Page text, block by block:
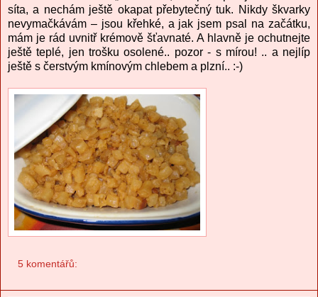
síta, a nechám ještě okapat přebytečný tuk. Nikdy škvarky
nevymačkávám – jsou křehké, a jak jsem psal na začátku,
mám je rád uvnitř krémově šťavnaté. A hlavně je ochutnejte
ještě teplé, jen trošku osolené.. pozor - s mírou! .. a nejlíp
ještě s čerstvým kmínovým chlebem a plzní.. :-)
5 komentářů: